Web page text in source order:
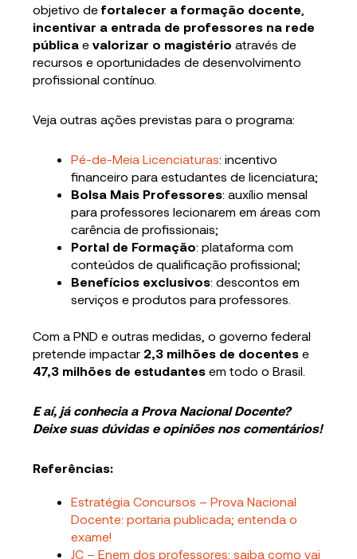
objetivo defortalecer a formação docente
incentivar a entrada de professores na rede
pública evalorizar o magistério através de
recursos e oportunidades de desenvolvimento
profissional contínuo.
Veja outras ações previstas para o programa:
Pé-de-Meia Licenciaturas: incentivo
financeiro para estudantes de licenciatura;
Bolsa Mais Professores: auxílio mensal
para professores lecionarem em áreas com
carência de profissionais;
Portal de Formação: plataforma com
conteúdos de qualificação profissional;
Benefícios exclusivos: descontos em
serviços e produtos para professores.
Com a PND e outras medidas, o governo federal
pretende impactar 2,3 milhões de docentes e
47,3 milhões de estudantesem todo o Brasil.
E aí, já conhecia a Prova Nacional Docente?
Deixe suas dúvidas e opiniões nos comentários!
Referências:
Estratégia Concursos – Prova Nacional
Docente: portaria publicada; entenda o
exame!
JC – Enem dos professores: saiba como vai